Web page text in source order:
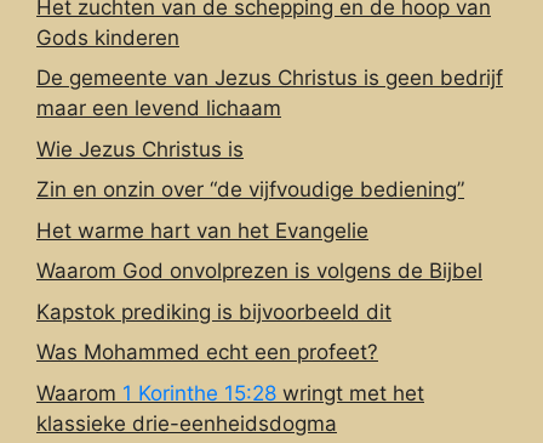
Het zuchten van de schepping en de hoop van
Gods kinderen
De gemeente van Jezus Christus is geen bedrijf
maar een levend lichaam
Wie Jezus Christus is
Zin en onzin over “de vijfvoudige bediening”
Het warme hart van het Evangelie
Waarom God onvolprezen is volgens de Bijbel
Kapstok prediking is bijvoorbeeld dit
Was Mohammed echt een profeet?
Waarom 1 Korinthe 15:28 wringt met het
klassieke drie-eenheidsdogma